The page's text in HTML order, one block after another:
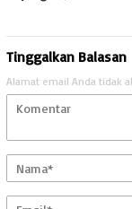
Tinggalkan Balasan
Alamat email Anda tidak